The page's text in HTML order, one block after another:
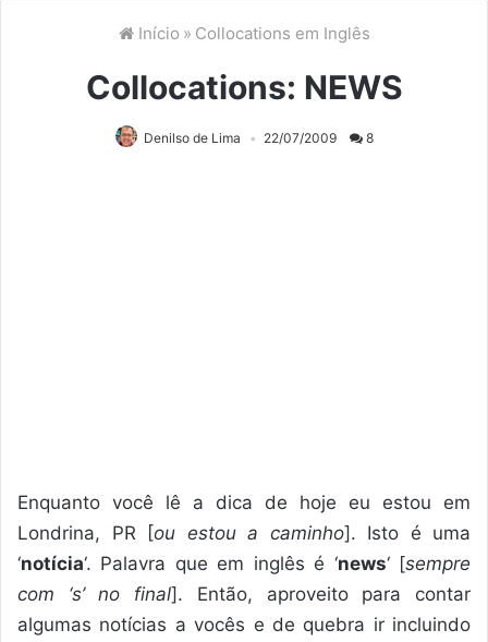
Início » Collocations em Inglês
Collocations: NEWS
Denilso de Lima 22/07/2009 8
Enquanto você lê a dica de hoje eu estou em
Londrina, PR [ou estou a caminho]. Isto é uma
‘notícia‘. Palavra que em inglês é ‘news‘ [sempre
com ‘s’ no final]. Então, aproveito para contar
algumas notícias a vocês e de quebra ir incluindo